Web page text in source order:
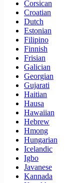
Corsican
Croatian
Dutch
Estonian
Filipino
Finnish
Frisian
Galician
Georgian
Gujarati
Haitian
Hausa
Hawaiian
Hebrew
Hmong
Hungarian
Icelandic
Igbo
Javanese
Kannada